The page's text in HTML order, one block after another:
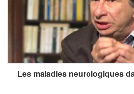
Les maladies neurologiques